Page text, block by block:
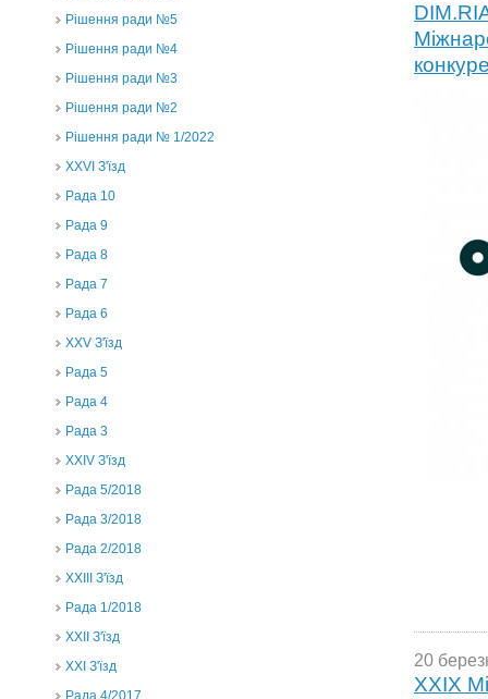
Рішення ради №5
Рішення ради №4
Рішення ради №3
Рішення ради №2
Рішення ради № 1/2022
XXVI З'їзд
Рада 10
Рада 9
Рада 8
Рада 7
Рада 6
XXV З'їзд
Рада 5
Рада 4
Рада 3
ХХIV З'їзд
Рада 5/2018
Рада 3/2018
Рада 2/2018
XXIII З'їзд
Рада 1/2018
ХХІІ З'їзд
XXI З'їзд
Рада 4/2017
20
XXIX